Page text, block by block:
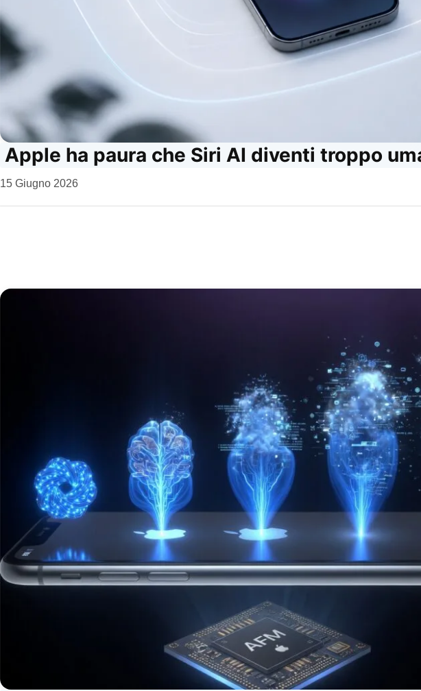
Apple ha paura che Siri AI diventi troppo
da
15 Giugno 2026